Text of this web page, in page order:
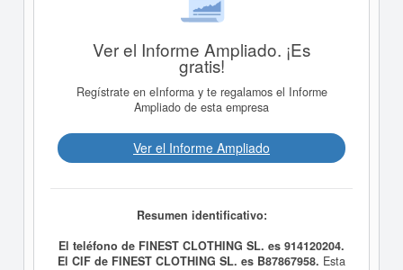
Ver el Informe Ampliado. ¡Es
gratis!
Regístrate en eInforma y te regalamos el Informe
Ampliado de esta empresa
Ver el Informe Ampliado
Resumen identificativo:
El teléfono de FINEST CLOTHING SL. es 914120204.
El CIF de FINEST CLOTHING SL. es B87867958. Esta